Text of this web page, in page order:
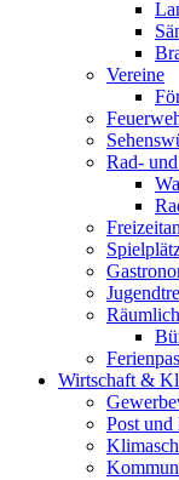
Vereine
Rad-
Wirtschaft &
Post und